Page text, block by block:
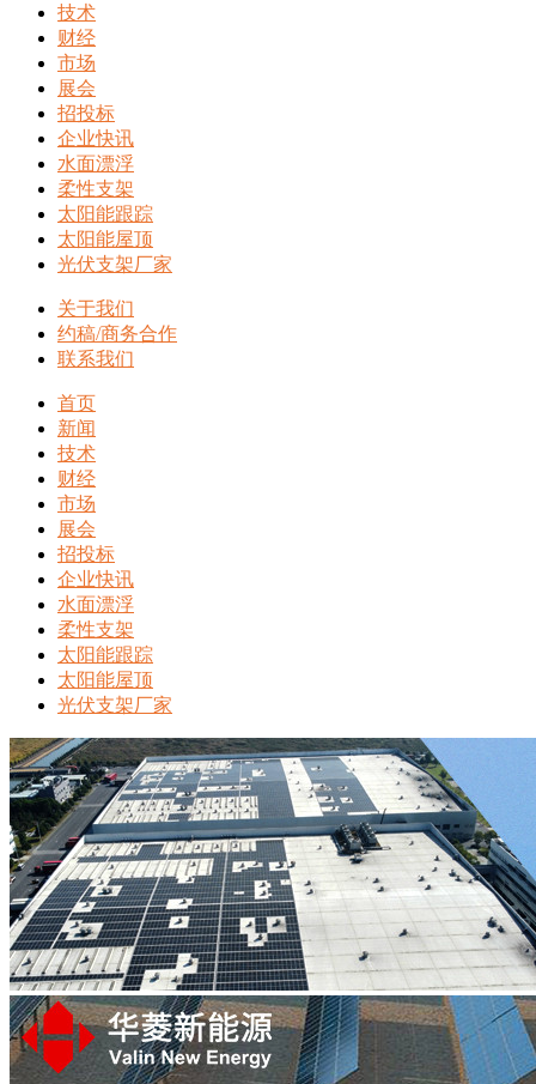
技术
财经
市场
展会
招投标
企业快讯
水面漂浮
柔性支架
太阳能跟踪
太阳能屋顶
光伏支架厂家
关于我们
约稿/商务合作
联系我们
首页
新闻
技术
财经
市场
展会
招投标
企业快讯
水面漂浮
柔性支架
太阳能跟踪
太阳能屋顶
光伏支架厂家